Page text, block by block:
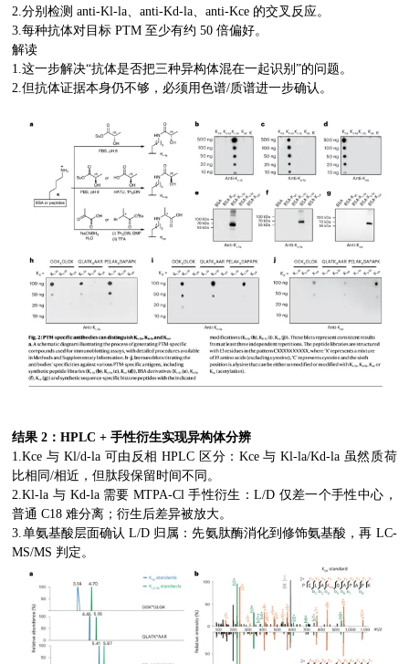
2.分别检测 anti-Kl-la、anti-Kd-la、anti-Kce 的交叉反应。
3.每种抗体对目标 PTM 至少有约 50 倍偏好。
解读
1.这一步解决“抗体是否把三种异构体混在一起识别”的问题。
2.但抗体证据本身仍不够，必须用色谱/质谱进一步确认。
结果 2：HPLC + 手性衍生实现异构体分辨
1.Kce 与 Kl/d-la 可由反相 HPLC 区分：Kce 与 Kl-la/Kd-la 虽然质荷
比相同/相近，但肽段保留时间不同。
2.Kl-la 与 Kd-la 需要 MTPA-Cl 手性衍生：L/D 仅差一个手性中心，
普通 C18 难分离；衍生后差异被放大。
3.单氨基酸层面确认 L/D 归属：先氨肽酶消化到修饰氨基酸，再 LC-
MS/MS 判定。